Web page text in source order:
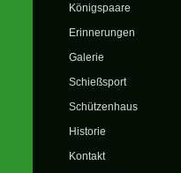
Königspaare
Erinnerungen
Galerie
Schießsport
Schützenhaus
Historie
Kontakt